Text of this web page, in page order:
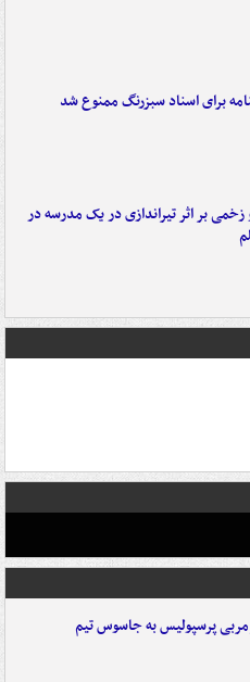
برای اسناد سبزرنگ ممنوع شد
و زخمی بر اثر تیراندازی در یک مدرسه در
پرسپولیس به جاسوس تیم